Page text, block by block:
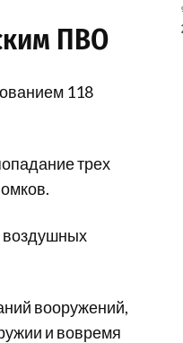
ПВО
118
трех
воздушных
вооружений,
и вовремя